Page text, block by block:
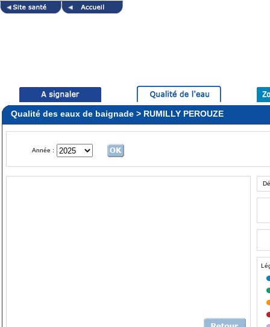
Qualité des eaux de baignade > RUMILLY PEROUZE
Année :